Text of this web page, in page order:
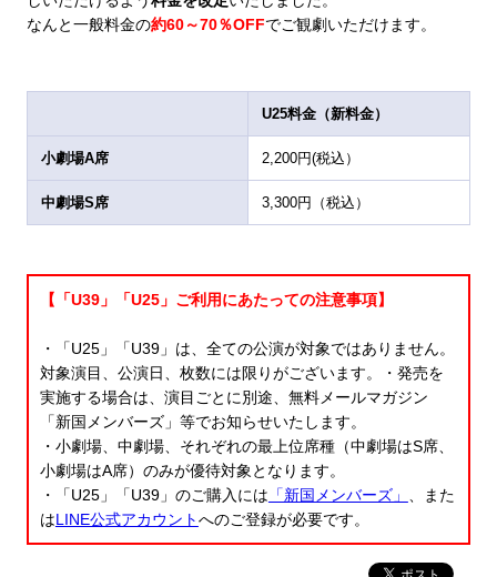
なんと一般料金の約60～70％OFFでご観劇いただけます。
U25料金（新料金）
小劇場A席 2,200円(税込）
中劇場S席 3,300円（税込）
【「U39」「U25」ご利用にあたっての注意事項】
・「U25」「U39」は、全ての公演が対象ではありません。
対象演目、公演日、枚数には限りがございます。・発売を
実施する場合は、演目ごとに別途、無料メールマガジン
「新国メンバーズ」等でお知らせいたします。
・小劇場、中劇場、それぞれの最上位席種（中劇場はS席、
小劇場はA席）のみが優待対象となります。
・「U25」「U39」のご購入には 「新国メンバーズ」
、また
はLINE公式アカウントへのご登録が必要です。